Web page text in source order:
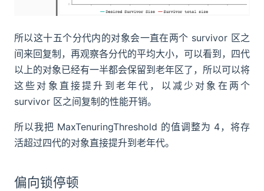
所以这十五个分代内的对象会一直在两个 survivor 区之
间来回复制，再观察各分代的平均大小，可以看到，四代
以上的对象已经有一半都会保留到老年区了，所以可以将
这些对象直接提升到老年代，以减少对象在两个
survivor 区之间复制的性能开销。
所以我把 MaxTenuringThreshold 的值调整为 4，将存
活超过四代的对象直接提升到老年代。
偏向锁停顿